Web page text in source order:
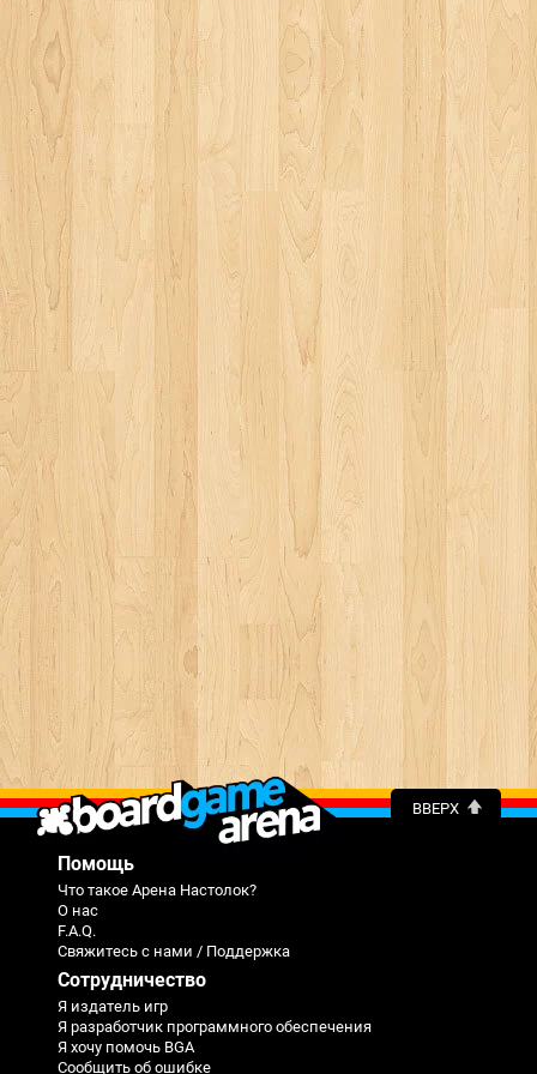
ВВЕРХ
Помощь
Что такое Арена Настолок?
О нас
F.A.Q.
Свяжитесь с нами / Поддержка
Сотрудничество
Я издатель игр
Я разработчик программного обеспечения
Я хочу помочь BGA
Сообщить об ошибке